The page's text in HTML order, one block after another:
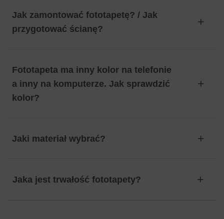
Jak zamontować fototapetę? / Jak
przygotować ścianę?
Fototapeta ma inny kolor na telefonie
a inny na komputerze. Jak sprawdzić
kolor?
Jaki materiał wybrać?
Jaka jest trwałość fototapety?